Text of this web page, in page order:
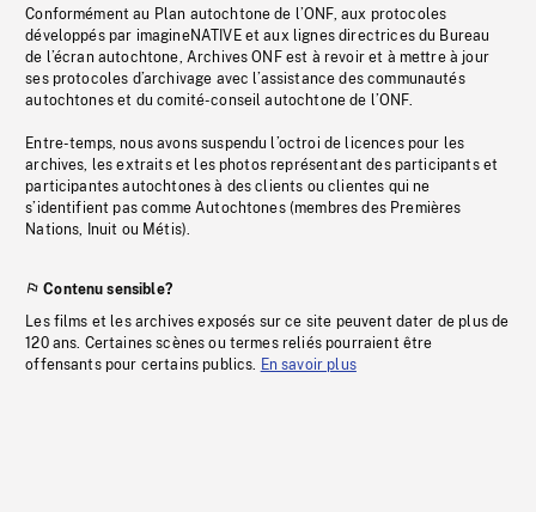
Conformément au Plan autochtone de l’ONF, aux protocoles
développés par imagineNATIVE et aux lignes directrices du Bureau
de l’écran autochtone, Archives ONF est à revoir et à mettre à jour
ses protocoles d’archivage avec l’assistance des communautés
autochtones et du comité-conseil autochtone de l’ONF.
Entre-temps, nous avons suspendu l’octroi de licences pour les
archives, les extraits et les photos représentant des participants et
participantes autochtones à des clients ou clientes qui ne
s’identifient pas comme Autochtones (membres des Premières
Nations, Inuit ou Métis).
Contenu sensible?
Les films et les archives exposés sur ce site peuvent dater de plus de
120 ans. Certaines scènes ou termes reliés pourraient être
offensants pour certains publics. En savoir plus